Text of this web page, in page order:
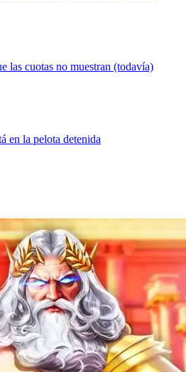
las cuotas no muestran (todavía)
en la pelota detenida